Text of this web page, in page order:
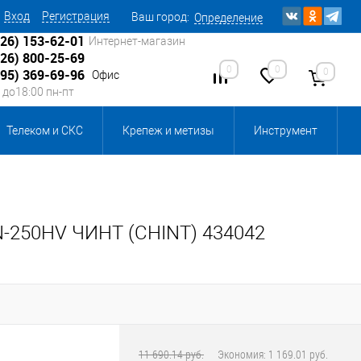
Вход Регистрация Ваш город: Определение
153-62-01 Интернет-магазин
800-25-69
369-69-96 Офис
до18:00 пн-пт
0 0 0
Телеком и СКС Крепеж и метизы Инструмент
и комплектующие, бытовая химия
для склада Ретро-электрика
250HV ЧИНТ (CHINT) 434042
11 690.14 руб. Экономия: 1 169.01 руб.